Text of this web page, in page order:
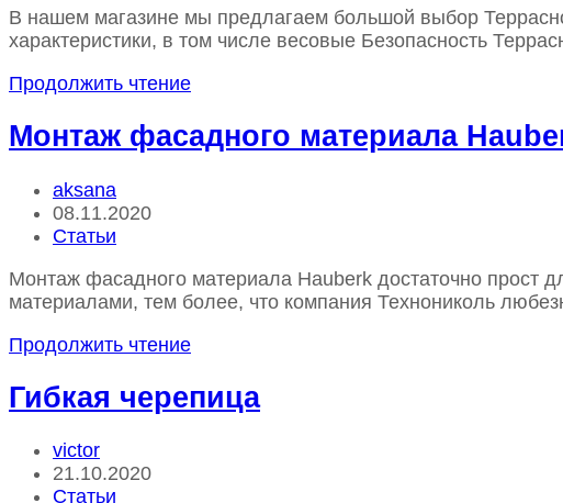
В нашем магазине мы предлагаем большой выбор
характеристики, в том числе весовые Безопасность
Продолжить чтениеНапольное
на
балкон
Монтаж фасадного материала
Автор
записи:
aksana
Запись
опубликована:
08.11.2020
Рубрика
Статьи
Монтаж фасадного материала Hauberk достаточно прост
материалами, тем более, что компания Технониколь
Продолжить чтениеМонтаж
материала
Hauberk
Гибкая черепица
Автор
записи:
victor
Запись
опубликована:
21.10.2020
Рубрика
Статьи